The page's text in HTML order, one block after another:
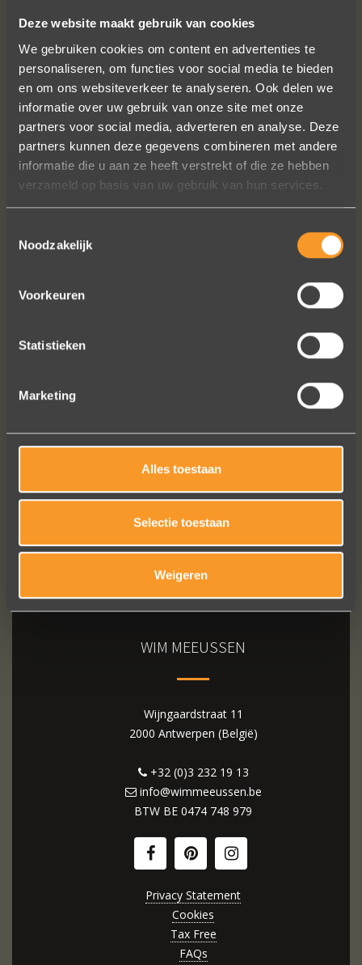
Deze website maakt gebruik van cookies
We gebruiken cookies om content en advertenties te
personaliseren, om functies voor social media te bieden
en om ons websiteverkeer te analyseren. Ook delen we
informatie over uw gebruik van onze site met onze
partners voor social media, adverteren en analyse. Deze
partners kunnen deze gegevens combineren met andere
informatie die u aan ze heeft verstrekt of die ze hebben
verzameld op basis van uw gebruik van hun services.
Noodzakelijk
Voorkeuren
Statistieken
Marketing
Alles toestaan
Selectie toestaan
Weigeren
Wat een prachtige ervaring ! Heel
professioneel team, persoonlijk en
warm onthaal, verzorgde service,
punctueel in het uitvoeren van de
email tot het versturen van van de
WIM MEEUSSEN
Wijngaardstraat 11
2000 Antwerpen (België)
+32 (0)3 232 19 13
info@wimmeeussen.be
BTW BE 0474 748 979
Privacy Statement
Cookies
Tax Free
FAQs